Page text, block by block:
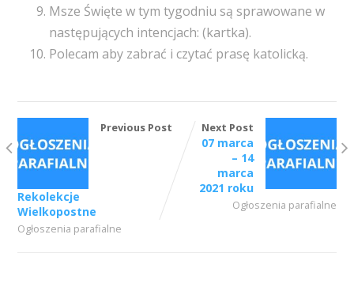
Msze Święte w tym tygodniu są sprawowane w
następujących intencjach: (kartka).
Polecam aby zabrać i czytać prasę katolicką.
Previous Post
Rekolekcje
Wielkopostne
Ogłoszenia parafialne
Next Post
07 marca
– 14
marca
2021 roku
Ogłoszenia parafialne